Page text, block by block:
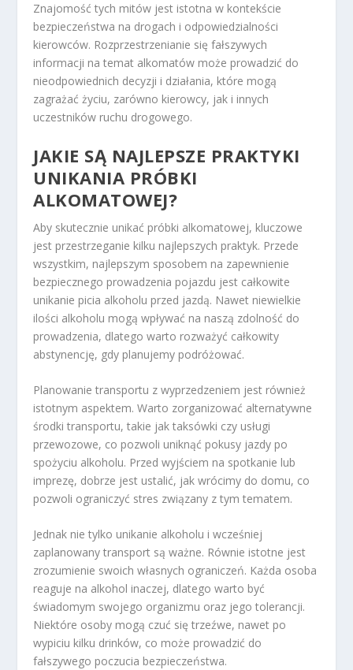
Znajomość tych mitów jest istotna w kontekście
bezpieczeństwa na drogach i odpowiedzialności
kierowców. Rozprzestrzenianie się fałszywych
informacji na temat alkomatów może prowadzić do
nieodpowiednich decyzji i działania, które mogą
zagrażać życiu, zarówno kierowcy, jak i innych
uczestników ruchu drogowego.
JAKIE SĄ NAJLEPSZE PRAKTYKI
UNIKANIA PRÓBKI
ALKOMATOWEJ?
Aby skutecznie unikać próbki alkomatowej, kluczowe
jest przestrzeganie kilku najlepszych praktyk. Przede
wszystkim, najlepszym sposobem na zapewnienie
bezpiecznego prowadzenia pojazdu jest całkowite
unikanie picia alkoholu przed jazdą. Nawet niewielkie
ilości alkoholu mogą wpływać na naszą zdolność do
prowadzenia, dlatego warto rozważyć całkowity
abstynencję, gdy planujemy podróżować.
Planowanie transportu z wyprzedzeniem jest również
istotnym aspektem. Warto zorganizować alternatywne
środki transportu, takie jak taksówki czy usługi
przewozowe, co pozwoli uniknąć pokusy jazdy po
spożyciu alkoholu. Przed wyjściem na spotkanie lub
imprezę, dobrze jest ustalić, jak wrócimy do domu, co
pozwoli ograniczyć stres związany z tym tematem.
Jednak nie tylko unikanie alkoholu i wcześniej
zaplanowany transport są ważne. Równie istotne jest
zrozumienie swoich własnych ograniczeń. Każda osoba
reaguje na alkohol inaczej, dlatego warto być
świadomym swojego organizmu oraz jego tolerancji.
Niektóre osoby mogą czuć się trzeźwe, nawet po
wypiciu kilku drinków, co może prowadzić do
fałszywego poczucia bezpieczeństwa.